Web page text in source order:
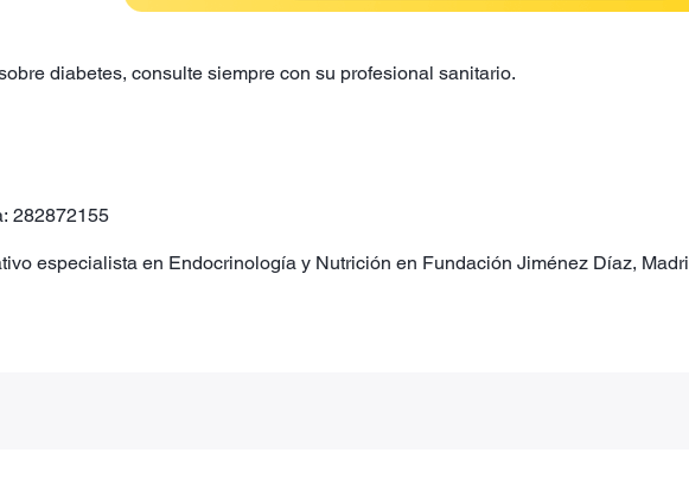
diabetes, consulte siempre con su profesional sanitario.
282872155
especialista en Endocrinología y Nutrición en Fundación Jiménez Díaz,